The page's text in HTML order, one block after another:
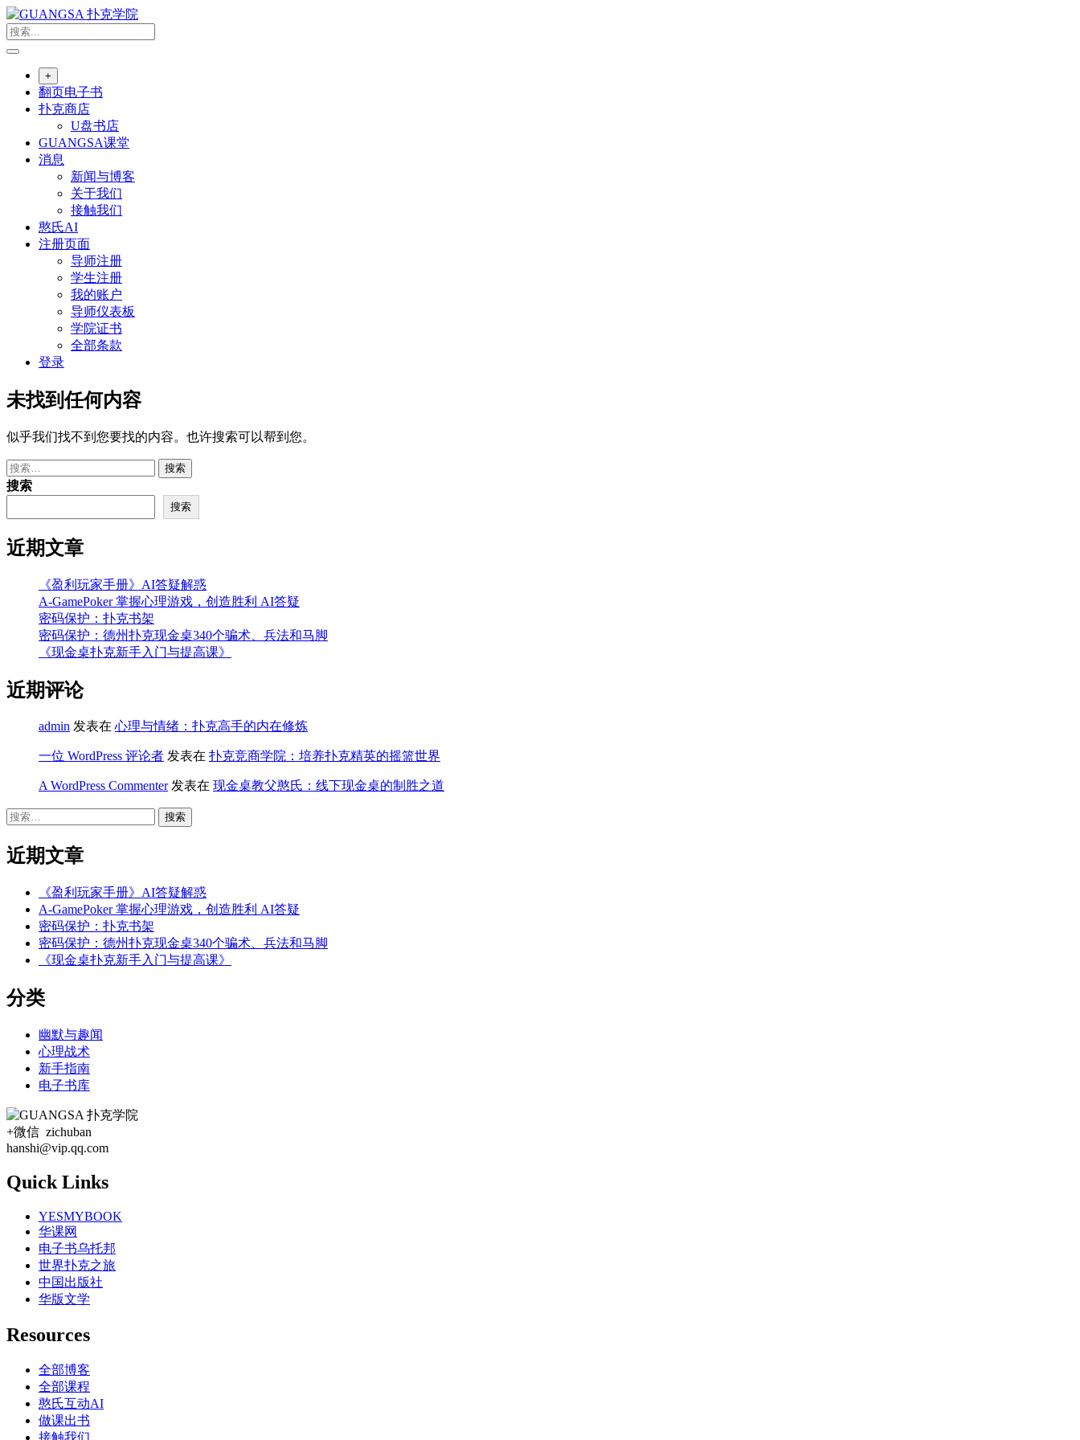
跳
至
内
+
翻页电子书
扑克商店
U盘书店
GUANGSA课堂
消息
新闻与博客
关于我们
接触我们
憨氏AI
注册页面
导师注册
学生注册
我的账户
导师仪表板
学院证书
全部条款
登录
未找到任何内容
似乎我们找不到您要找的内容。也许搜索可以帮到您。
搜
索：
搜索
搜索
近期文章
《盈利玩家手册》AI答疑解惑
A‑GamePoker 掌握心理游戏，创造胜利 AI答疑
密码保护：扑克书架
密码保护：德州扑克现金桌340个骗术、兵法和马脚
《现金桌扑克新手入门与提高课》
近期评论
admin 发表在 心理与情绪：扑克高手的内在修炼
一位 WordPress 评论者 发表在 扑克竞商学院：培养扑克精英的摇篮世界
A WordPress Commenter发表在 现金桌教父憨氏：线下现金桌的制胜之道
搜
近期文章
《盈利玩家手册》AI答疑解惑
A‑GamePoker 掌握心理游戏，创造胜利 AI答疑
密码保护：扑克书架
密码保护：德州扑克现金桌340个骗术、兵法和马脚
《现金桌扑克新手入门与提高课》
分类
幽默与趣闻
心理战术
新手指南
电子书库
+微信 zichuban
hanshi@vip.qq.com
Quick Links
YESMYBOOK
华课网
电子书乌托邦
世界扑克之旅
中国出版社
华版文学
Resources
全部博客
全部课程
憨氏互动AI
做课出书
接触我们